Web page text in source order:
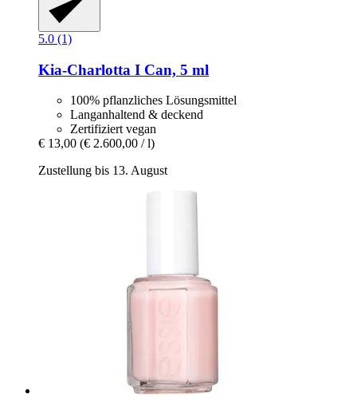
5.0 (1)
Kia-Charlotta I Can, 5 ml
100% pflanzliches Lösungsmittel
Langanhaltend & deckend
Zertifiziert vegan
€ 13,00 (€ 2.600,00 / l)
Zustellung bis 13. August